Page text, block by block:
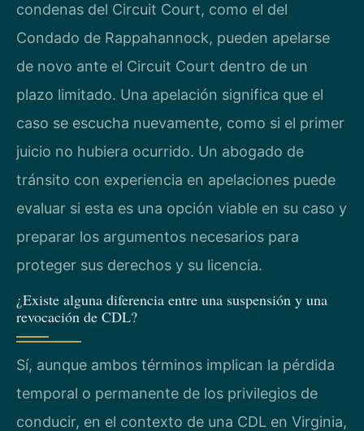
condenas del Circuit Court, como el del
Condado de Rappahannock, pueden apelarse
de novo ante el Circuit Court dentro de un
plazo limitado. Una apelación significa que el
caso se escucha nuevamente, como si el primer
juicio no hubiera ocurrido. Un abogado de
tránsito con experiencia en apelaciones puede
evaluar si esta es una opción viable en su caso y
preparar los argumentos necesarios para
proteger sus derechos y su licencia.
¿Existe alguna diferencia entre una suspensión y una
revocación de CDL?
Sí, aunque ambos términos implican la pérdida
temporal o permanente de los privilegios de
conducir, en el contexto de una CDL en Virginia,